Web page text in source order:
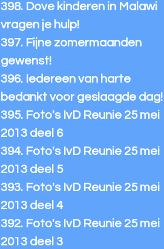
398. Dove kinderen in Malawi
vragen je hulp!
397. Fijne zomermaanden
gewenst!
396. Iedereen van harte
bedankt voor geslaagde dag!
395. Foto's IvD Reunie 25 mei
2013 deel 6
394. Foto's IvD Reunie 25 mei
2013 deel 5
393. Foto's IvD Reunie 25 mei
2013 deel 4
392. Foto's IvD Reunie 25 mei
2013 deel 3